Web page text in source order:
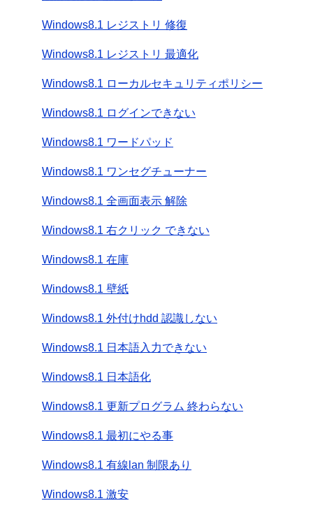
Windows8.1 レジストリ 修復
Windows8.1 レジストリ 最適化
Windows8.1 ローカルセキュリティポリシー
Windows8.1 ログインできない
Windows8.1 ワードパッド
Windows8.1 ワンセグチューナー
Windows8.1 全画面表示 解除
Windows8.1 右クリック できない
Windows8.1 在庫
Windows8.1 壁紙
Windows8.1 外付けhdd 認識しない
Windows8.1 日本語入力できない
Windows8.1 日本語化
Windows8.1 更新プログラム 終わらない
Windows8.1 最初にやる事
Windows8.1 有線lan 制限あり
Windows8.1 激安